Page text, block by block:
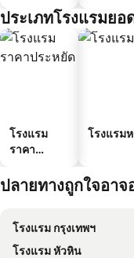
ประเภทโรงแรมย
โรงแรม
ราคา
โรงแรม
ปลายทางถูกใจอา
โรงแรม กรุงเทพฯ
โรงแรม หัวหิน